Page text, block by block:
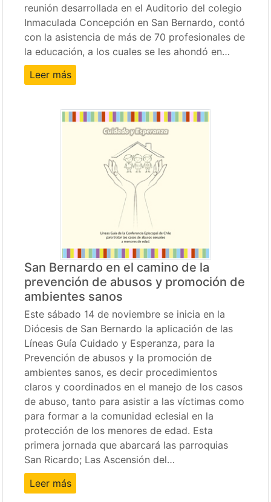
reunión desarrollada en el Auditorio del colegio
Inmaculada Concepción en San Bernardo, contó
con la asistencia de más de 70 profesionales de
la educación, a los cuales se les ahondó en…
Leer más
San Bernardo en el camino de la
prevención de abusos y promoción de
ambientes sanos
Este sábado 14 de noviembre se inicia en la
Diócesis de San Bernardo la aplicación de las
Líneas Guía Cuidado y Esperanza, para la
Prevención de abusos y la promoción de
ambientes sanos, es decir procedimientos
claros y coordinados en el manejo de los casos
de abuso, tanto para asistir a las víctimas como
para formar a la comunidad eclesial en la
protección de los menores de edad. Esta
primera jornada que abarcará las parroquias
San Ricardo; Las Ascensión del…
Leer más